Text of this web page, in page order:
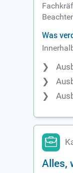
Was
Alles,